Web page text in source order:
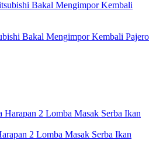
Bakal Mengimpor Kembali Pajero
2 Lomba Masak Serba Ikan